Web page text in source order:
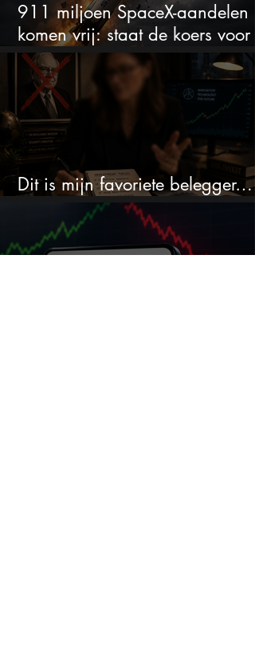
911 miljoen SpaceX-aandelen
komen vrij: staat de koers voor
een nieuwe crash?
Dit is mijn favoriete belegger…
en het is niet Warren Buffett